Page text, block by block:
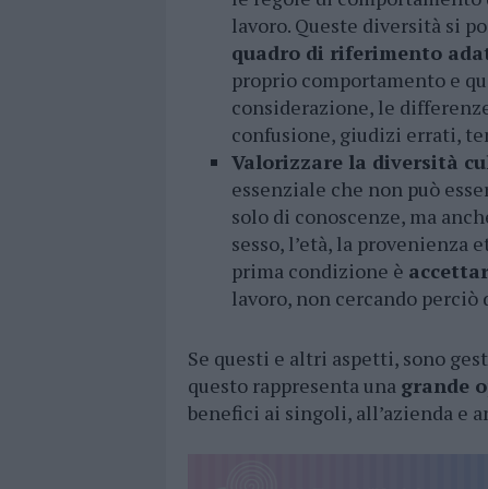
lavoro. Queste diversità si
quadro di riferimento
proprio comportamento e
considerazione, le
confusione, giudizi errati,
Valorizzare la diversità
essenziale che non può
solo di conoscenze, ma
sesso, l’età, la
prima condizione è
lavoro, non cercando
Se questi e altri aspetti, sono
questo rappresenta una grande
benefici ai singoli, all’azienda e